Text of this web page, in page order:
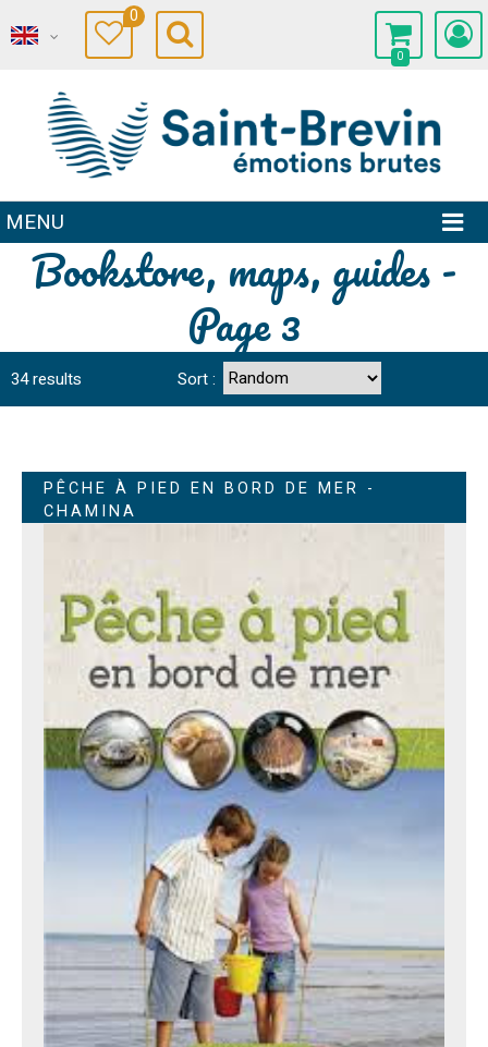
0
0
MENU
Bookstore, maps, guides -
Page 3
34results Sort :
PÊCHE À PIED EN BORD DE MER -
CHAMINA